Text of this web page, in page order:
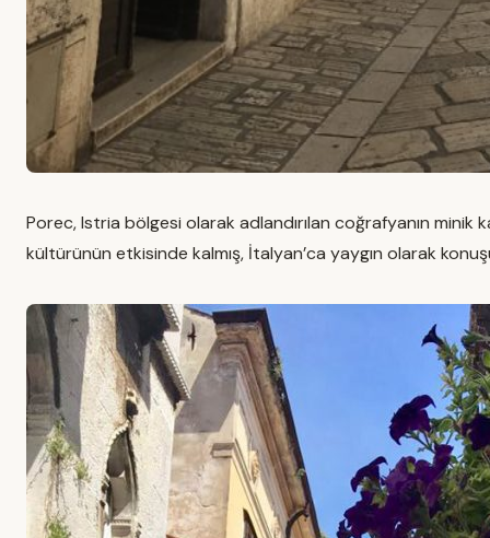
Porec, Istria bölgesi olarak adlandırılan coğrafyanın minik
kültürünün etkisinde kalmış, İtalyan’ca yaygın olarak